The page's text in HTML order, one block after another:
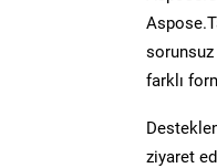
farklı
ziyaret